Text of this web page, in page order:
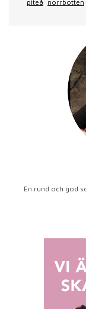
piteå norrbotten
En rund och god